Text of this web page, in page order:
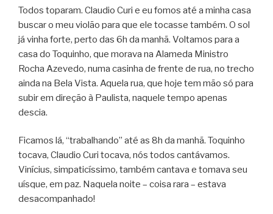
Todos toparam. Claudio Curi e eu fomos até a minha casa
buscar o meu violão para que ele tocasse também. O sol
já vinha forte, perto das 6h da manhã. Voltamos para a
casa do Toquinho, que morava na Alameda Ministro
Rocha Azevedo, numa casinha de frente de rua, no trecho
ainda na Bela Vista. Aquela rua, que hoje tem mão só para
subir em direção à Paulista, naquele tempo apenas
descia.
Ficamos lá, “trabalhando” até as 8h da manhã. Toquinho
tocava, Claudio Curi tocava, nós todos cantávamos.
Vinícius, simpaticíssimo, também cantava e tomava seu
uísque, em paz. Naquela noite – coisa rara – estava
desacompanhado!